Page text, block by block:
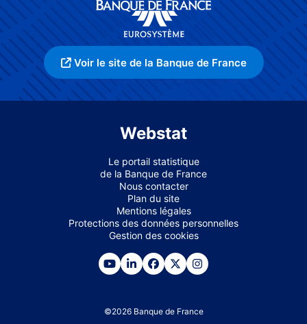
Voir le site de la Banque de France
Webstat
Le portail statistique
de la Banque de France
Nous contacter
Plan du site
Mentions légales
Protections des données personnelles
Gestion des cookies
©2026 Banque de France